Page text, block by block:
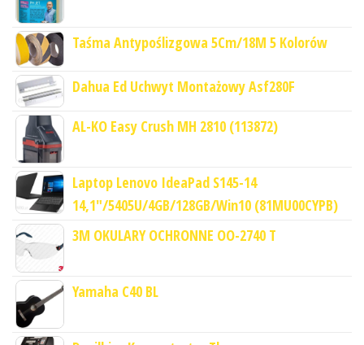
Taśma Antypoślizgowa 5Cm/18M 5 Kolorów
Dahua Ed Uchwyt Montażowy Asf280F
AL-KO Easy Crush MH 2810 (113872)
Laptop Lenovo IdeaPad S145-14
14,1"/5405U/4GB/128GB/Win10 (81MU00CYPB)
3M OKULARY OCHRONNE OO-2740 T
Yamaha C40 BL